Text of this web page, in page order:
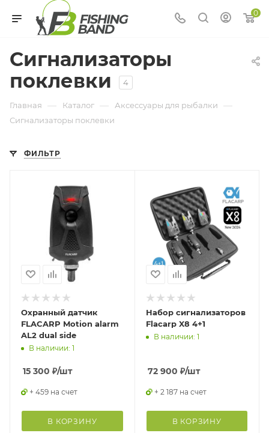
0
Сигнализаторы
поклевки
4
Главная — Каталог — Аксессуары для рыбалки —
Сигнализаторы поклевки
ФИЛЬТР
Охранный датчик
FLACARP Motion alarm
AL2 dual side
В наличии: 1
15 300 ₽/шт
+ 459 на счет
В КОРЗИНУ
Набор сигнализаторов
Flacarp X8 4+1
В наличии: 1
72 900 ₽/шт
+ 2 187 на счет
В КОРЗИНУ